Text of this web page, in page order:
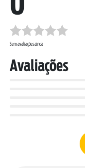
Sem avaliações ainda
Avaliações